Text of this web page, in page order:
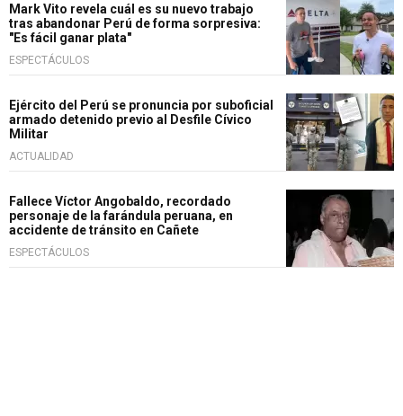
Mark Vito revela cuál es su nuevo trabajo
tras abandonar Perú de forma sorpresiva:
"Es fácil ganar plata"
ESPECTÁCULOS
Ejército del Perú se pronuncia por suboficial
armado detenido previo al Desfile Cívico
Militar
ACTUALIDAD
Fallece Víctor Angobaldo, recordado
personaje de la farándula peruana, en
accidente de tránsito en Cañete
ESPECTÁCULOS